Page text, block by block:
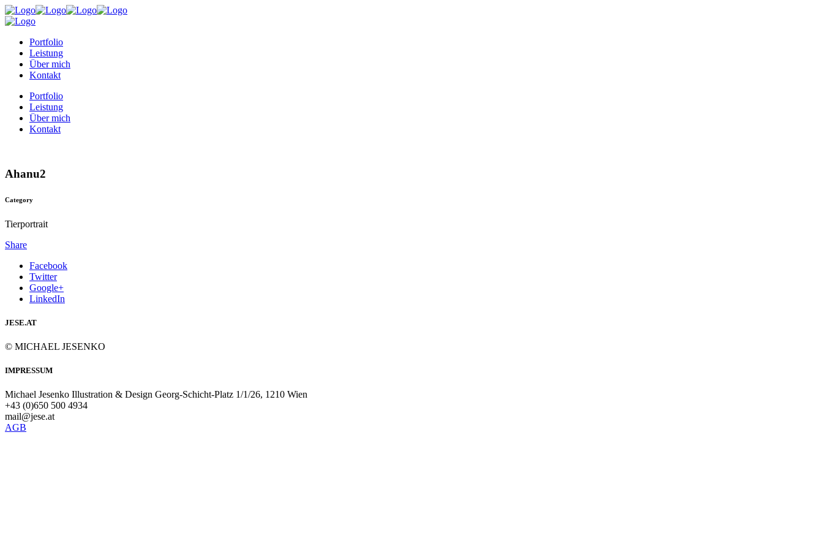
Portfolio
Leistung
Über mich
Kontakt
Portfolio
Leistung
Über mich
Kontakt
Ahanu2
Category
Tierportrait
Share
Facebook
Twitter
Google+
LinkedIn
JESE.AT
© MICHAEL JESENKO
IMPRESSUM
Michael Jesenko Illustration & Design Georg-Schicht-Platz 1/1/26, 1210 Wien
+43 (0)650 500 4934
mail@jese.at
AGB